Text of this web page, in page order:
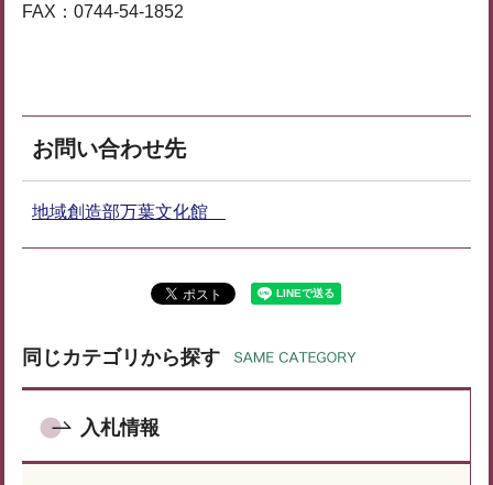
FAX：0744-54-1852
お問い合わせ先
地域創造部万葉文化館
同じカテゴリから探す
入札情報